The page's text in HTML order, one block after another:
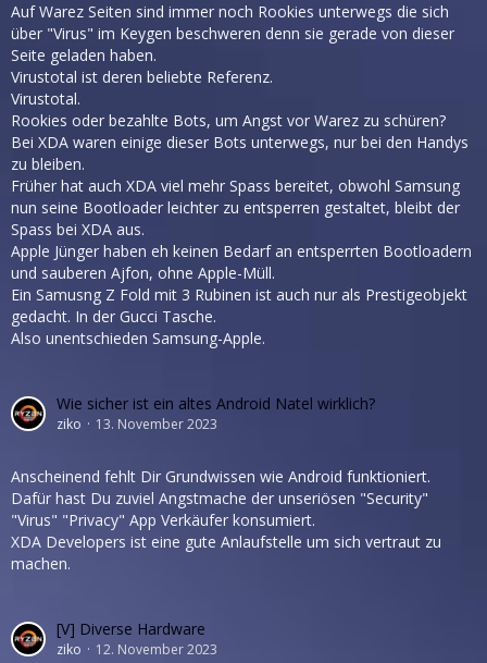
Auf Warez Seiten sind immer noch Rookies unterwegs die sich
über "Virus" im Keygen beschweren denn sie gerade von dieser
Seite geladen haben.
Virustotal ist deren beliebte Referenz.
Virustotal.
Rookies oder bezahlte Bots, um Angst vor Warez zu schüren?
Bei XDA waren einige dieser Bots unterwegs, nur bei den Handys
zu bleiben.
Früher hat auch XDA viel mehr Spass bereitet, obwohl Samsung
nun seine Bootloader leichter zu entsperren gestaltet, bleibt der
Spass bei XDA aus.
Apple Jünger haben eh keinen Bedarf an entsperrten Bootloadern
und sauberen Ajfon, ohne Apple-Müll.
Ein Samusng Z Fold mit 3 Rubinen ist auch nur als Prestigeobjekt
gedacht. In der Gucci Tasche.
Also unentschieden Samsung-Apple.
Wie sicher ist ein altes Android Natel wirklich?
ziko 13. November 2023
Anscheinend fehlt Dir Grundwissen wie Android funktioniert.
Dafür hast Du zuviel Angstmache der unseriösen "Security"
"Virus" "Privacy" App Verkäufer konsumiert.
XDA Developers ist eine gute Anlaufstelle um sich vertraut zu
machen.
[V] Diverse Hardware
ziko 12. November 2023